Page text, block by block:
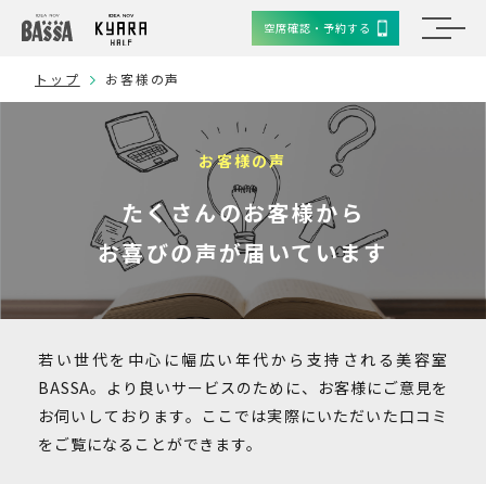
空席確認・予約する
トップ お客様の声
お客様の声
たくさんのお客様から
お喜びの声が届いています
若い世代を中心に幅広い年代から支持される美容室
BASSA。より良いサービスのために、お客様にご意見を
お伺いしております。ここでは実際にいただいた口コミ
をご覧になることができます。